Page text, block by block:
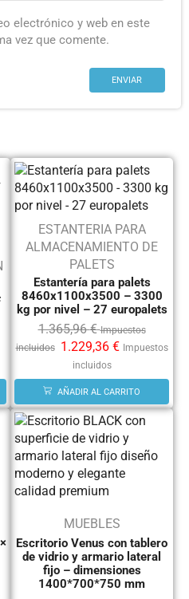
electrónico y web en este
vez que comente.
ESTANTERIA PARA
ALMACENAMIENTO DE
PALETS
Estantería para palets
8460x1100x3500 – 3300
kg por nivel – 27 europalets
1.365,96€ Impuestos
incluidos
1.229,36 € Impuestos
incluidos
AÑADIR AL CARRITO
MUEBLES
Escritorio Venus con tablero
de vidrio y armario lateral
fijo – dimensiones
1400*700*750 mm